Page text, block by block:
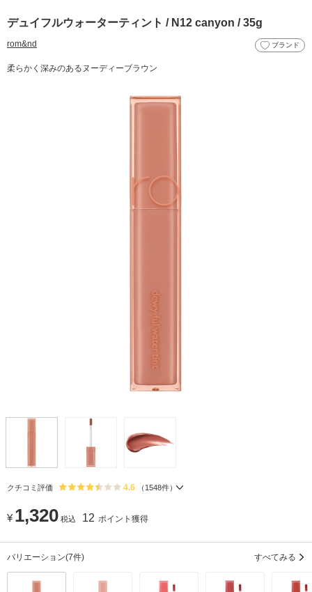
デュイフルウォーターティント / N12 canyon / 35g
rom&nd ブランド
柔らかく深みのあるヌーディーブラウン
クチコミ評価 4.6 （ 1548件）
¥ 1,320 税込 12 ポイント獲得
バリエーション(7件) すべてみる